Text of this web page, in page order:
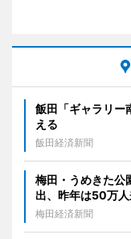
飯田「ギャラリ
える
飯田経済新聞
梅田・うめきた
出、昨年は50万
梅田経済新聞